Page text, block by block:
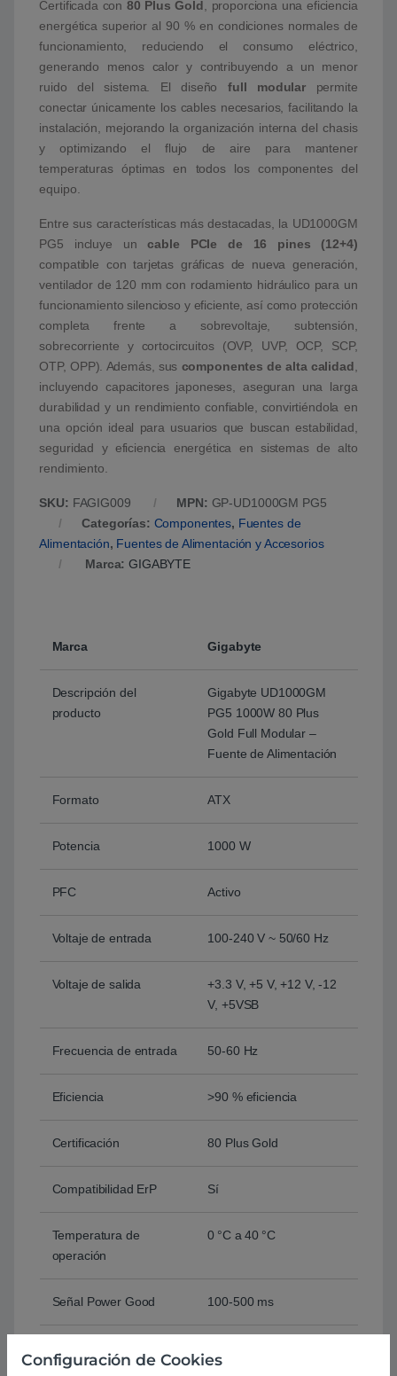
Certificada con 80 Plus Gold , proporciona una eficiencia
energética superior al 90 % en condiciones normales de
funcionamiento, reduciendo el consumo eléctrico,
generando menos calor y contribuyendo a un menor
ruido del sistema. El diseño full modularpermite
conectar únicamente los cables necesarios, facilitando la
instalación, mejorando la organización interna del chasis
y optimizando el flujo de aire para mantener
temperaturas óptimas en todos los componentes del
equipo.
Entre sus características más destacadas, la UD1000GM
PG5 incluye uncable PCIe de 16 pines (12+4)
compatible con tarjetas gráficas de nueva generación,
ventilador de 120 mm con rodamiento hidráulico para un
funcionamiento silencioso y eficiente, así como protección
completa frente a sobrevoltaje, subtensión,
sobrecorriente y cortocircuitos (OVP, UVP, OCP, SCP,
OTP, OPP). Además, sus componentes de alta calidad
incluyendo capacitores japoneses, aseguran una larga
durabilidad y un rendimiento confiable, convirtiéndola en
una opción ideal para usuarios que buscan estabilidad,
seguridad y eficiencia energética en sistemas de alto
rendimiento.
SKU: FAGIG009 MPN: GP-UD1000GM PG5
Categorías: Componentes, Fuentes de
Alimentación, Fuentes de Alimentación y Accesorios
Marca:GIGABYTE
Marca Gigabyte
Descripción del
producto
Gigabyte UD1000GM
PG5 1000W 80 Plus
Gold Full Modular –
Fuente de Alimentación
Formato ATX
Potencia 1000 W
PFC Activo
Voltaje de entrada 100‑240 V ~ 50/60 Hz
Voltaje de salida
+3.3 V, +5 V, +12 V, -12
V, +5VSB
Frecuencia de entrada 50‑60 Hz
Eficiencia >90 % eficiencia
Certificación 80 Plus Gold
Compatibilidad ErP Sí
Temperatura de
operación
0 °C a 40 °C
Señal Power Good 100‑500 ms
(Hold Up Time)
Configuración de Cookies